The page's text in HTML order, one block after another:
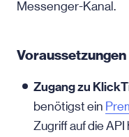
Messenger-Kanal.
Voraussetzungen
Zugang zu
benötigst ein
Zugriff auf die API